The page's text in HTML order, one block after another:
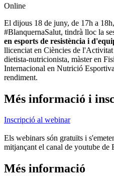
Online
El dijous 18 de juny, de 17h a
#BlanquernaSalut, tindrà lloc la
en esports de resistència i
llicenciat en Ciències de
dietista-nutricionista, màster en
Internacional en Nutrició
rendiment.
Més informació i
Inscripció al webinar
Els webinars són gratuïts i
mitjançant el canal de youtube de
Més informació